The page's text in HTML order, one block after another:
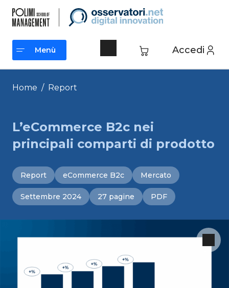
contenuto
Accedi
Menù
Menù
Home / Report
L’eCommerce B2c nei
principali comparti di prodotto
Report eCommerce B2c Mercato
Settembre 2024 27 pagine PDF